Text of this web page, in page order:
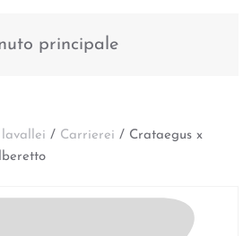
principale
lavallei / Carrierei / Crataegus x